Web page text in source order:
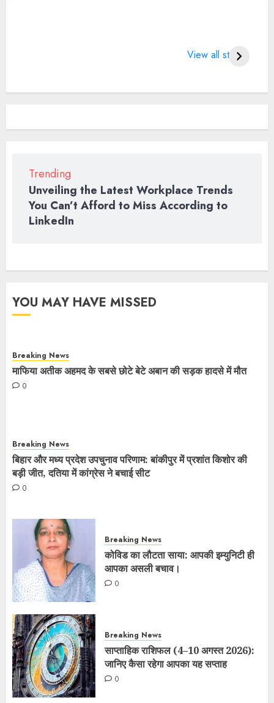
View all stories
SPORTS QUOTES
Trending
Unveiling the Latest Workplace Trends
You Can’t Afford to Miss According to
LinkedIn
YOU MAY HAVE MISSED
Breaking News
माफिया अतीक अहमद के सबसे छोटे बेटे अबान की सड़क हादसे में मौत
0
Breaking News
बिहार और मध्य प्रदेश उपचुनाव परिणाम: बांकीपुर में प्रशांत किशोर की
बड़ी जीत, दतिया में कांग्रेस ने बचाई सीट
0
Breaking News
कोविड का लौटता साया: आपकी इम्युनिटी ही
आपका असली बचाव।
0
Breaking News
साप्ताहिक राशिफल (4–10 अगस्त 2026):
जानिए कैसा रहेगा आपका यह सप्ताह
0